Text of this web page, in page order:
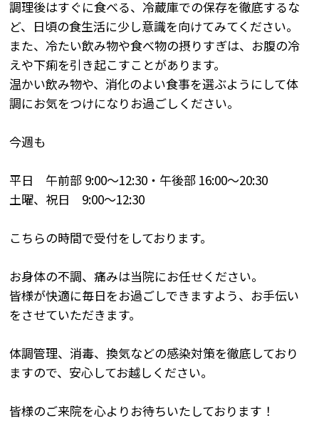
調理後はすぐに食べる、冷蔵庫での保存を徹底するな
ど、日頃の食生活に少し意識を向けてみてください。
また、冷たい飲み物や食べ物の摂りすぎは、お腹の冷
えや下痢を引き起こすことがあります。
温かい飲み物や、消化のよい食事を選ぶようにして体
調にお気をつけになりお過ごしください。
今週も
平日 午前部 9:00～12:30・午後部 16:00～20:30
土曜、祝日 9:00～12:30
こちらの時間で受付をしております。
お身体の不調、痛みは当院にお任せください。
皆様が快適に毎日をお過ごしできますよう、お手伝い
をさせていただきます。
体調管理、消毒、換気などの感染対策を徹底しており
ますので、安心してお越しください。
皆様のご来院を心よりお待ちいたしております！